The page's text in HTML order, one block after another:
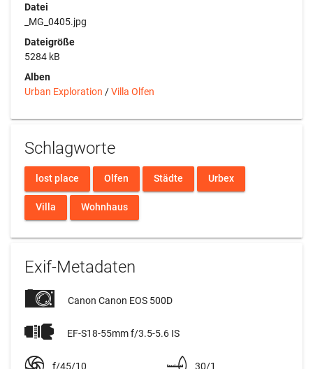
Datei
_MG_0405.jpg
Dateigröße
5284 kB
Alben
Urban Exploration /Villa Olfen
Schlagworte
lost place Olfen Städte Urbex
Villa Wohnhaus
Exif-Metadaten
Canon Canon EOS 500D
EF-S18-55mm f/3.5-5.6 IS
f/45/10 30/1